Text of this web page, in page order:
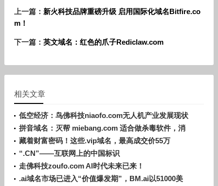
上一篇： 新火科技品牌重磅升级 启用国际化域名Bitfire.co
m！
下一篇： 英文域名：红色的爪子Rediclaw.com
相关文章
低空经济：鸟佛科技niaofo.com无人机产业发展现状
及前景
拼音域名：灭帮 miebang.com 适合做杀毒软件，消
防器材等
藏着财富密码！这些.vip域名，最高成交价55万
“.CN”——互联网上的中国标识
走佛科技zoufo.com AI时代未来已来！
.ai域名市场已进入“价值爆发期”，BM.ai以51000美